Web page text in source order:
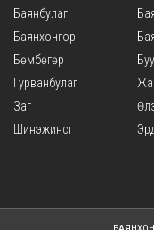
Баянбулаг
Баянхонгор
Бөмбөгөр
Гурванбулаг
Заг
Шинэжинст